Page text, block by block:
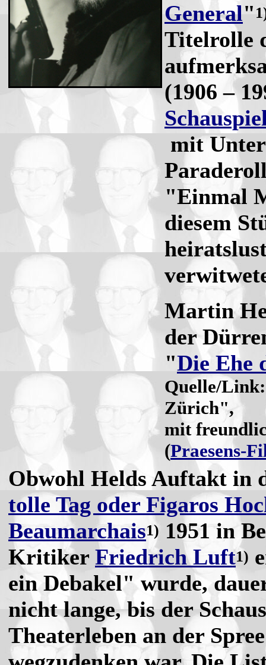
General"
Titelrolle
(1906 –
mit
"Einmal
diesem
Martin
der
"Die Ehe
Quelle/
Zürich",
mit
(Praesens-
Obwohl Helds Auftakt in
tolle Tag oder Figaros
Beaumarchais1) 1951 in
Kritiker Friedrich Luft1)
ein Debakel" wurde,
nicht lange, bis der
Theaterleben an der